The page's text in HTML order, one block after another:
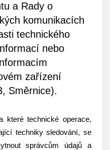
a Rady o
komunikacích
technického
nebo
zařízení
Směrnice).
které technické operace,
techniky sledování, se
správcům údajů a